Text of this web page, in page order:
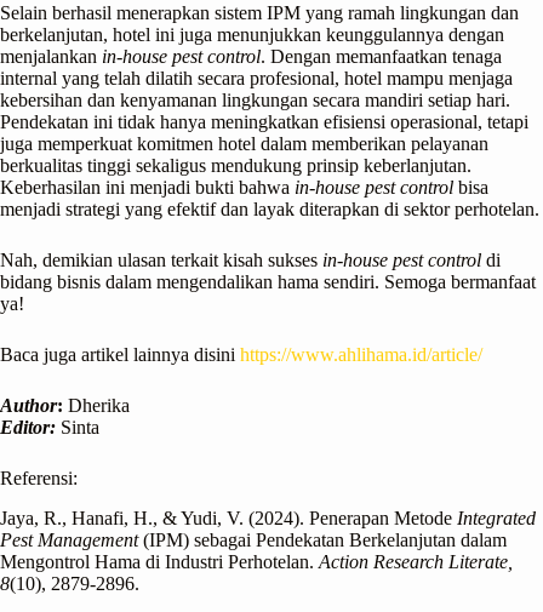
Selain berhasil menerapkan sistem IPM yang ramah lingkungan dan
berkelanjutan, hotel ini juga menunjukkan keunggulannya dengan
menjalankan in-house pest control. Dengan memanfaatkan tenaga
internal yang telah dilatih secara profesional, hotel mampu menjaga
kebersihan dan kenyamanan lingkungan secara mandiri setiap hari.
Pendekatan ini tidak hanya meningkatkan efisiensi operasional, tetapi
juga memperkuat komitmen hotel dalam memberikan pelayanan
berkualitas tinggi sekaligus mendukung prinsip keberlanjutan.
Keberhasilan ini menjadi bukti bahwa in-house pest control bisa
menjadi strategi yang efektif dan layak diterapkan di sektor perhotelan.
Nah, demikian ulasan terkait kisah sukses in-house pest control di
bidang bisnis dalam mengendalikan hama sendiri. Semoga bermanfaat
ya!
Baca juga artikel lainnya disini https://www.ahlihama.id/article/
Author: Dherika
Editor: Sinta
Referensi:
Jaya, R., Hanafi, H., & Yudi, V. (2024). Penerapan Metode Integrated
Pest Management(IPM) sebagai Pendekatan Berkelanjutan dalam
Mengontrol Hama di Industri Perhotelan. Action Research Literate,
8(10), 2879-2896.